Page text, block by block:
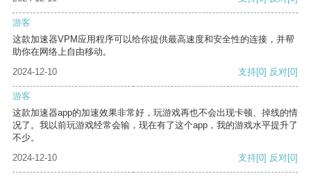
游客
这款加速器VPM应用程序可以给你提供最高速度和安全性的连接，并帮
助你在网络上自由移动。
2024-12-10
支持[0] 反对[0]
游客
这款加速器app的加速效果非常好，玩游戏再也不会出现卡顿、掉线的情
况了。我以前玩游戏经常会输，现在有了这个app，我的游戏水平提升了
不少。
2024-12-10
支持[0] 反对[0]